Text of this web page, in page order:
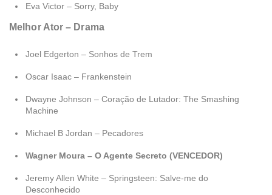
Eva Victor – Sorry, Baby
Melhor Ator – Drama
Joel Edgerton – Sonhos de Trem
Oscar Isaac – Frankenstein
Dwayne Johnson – Coração de Lutador: The Smashing
Machine
Michael B Jordan – Pecadores
Wagner Moura – O Agente Secreto (VENCEDOR)
Jeremy Allen White – Springsteen: Salve-me do
Desconhecido